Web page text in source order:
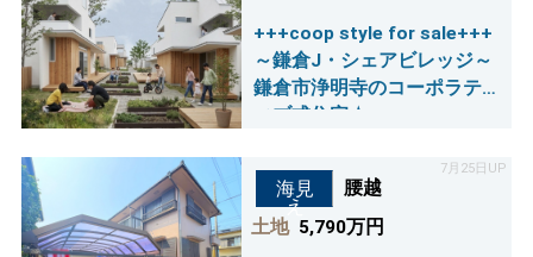
+++coop style for sale+++
～鎌倉J・シェアビレッジ～
鎌倉市浄明寺のコーポラテ
ィブ式住宅☆
7月25日UP
海見
え
腰越
土地 5,790万円